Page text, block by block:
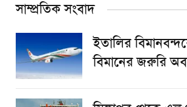
সাম্প্রতিক সংবাদ
ইতালির
বিমানের জরুরি